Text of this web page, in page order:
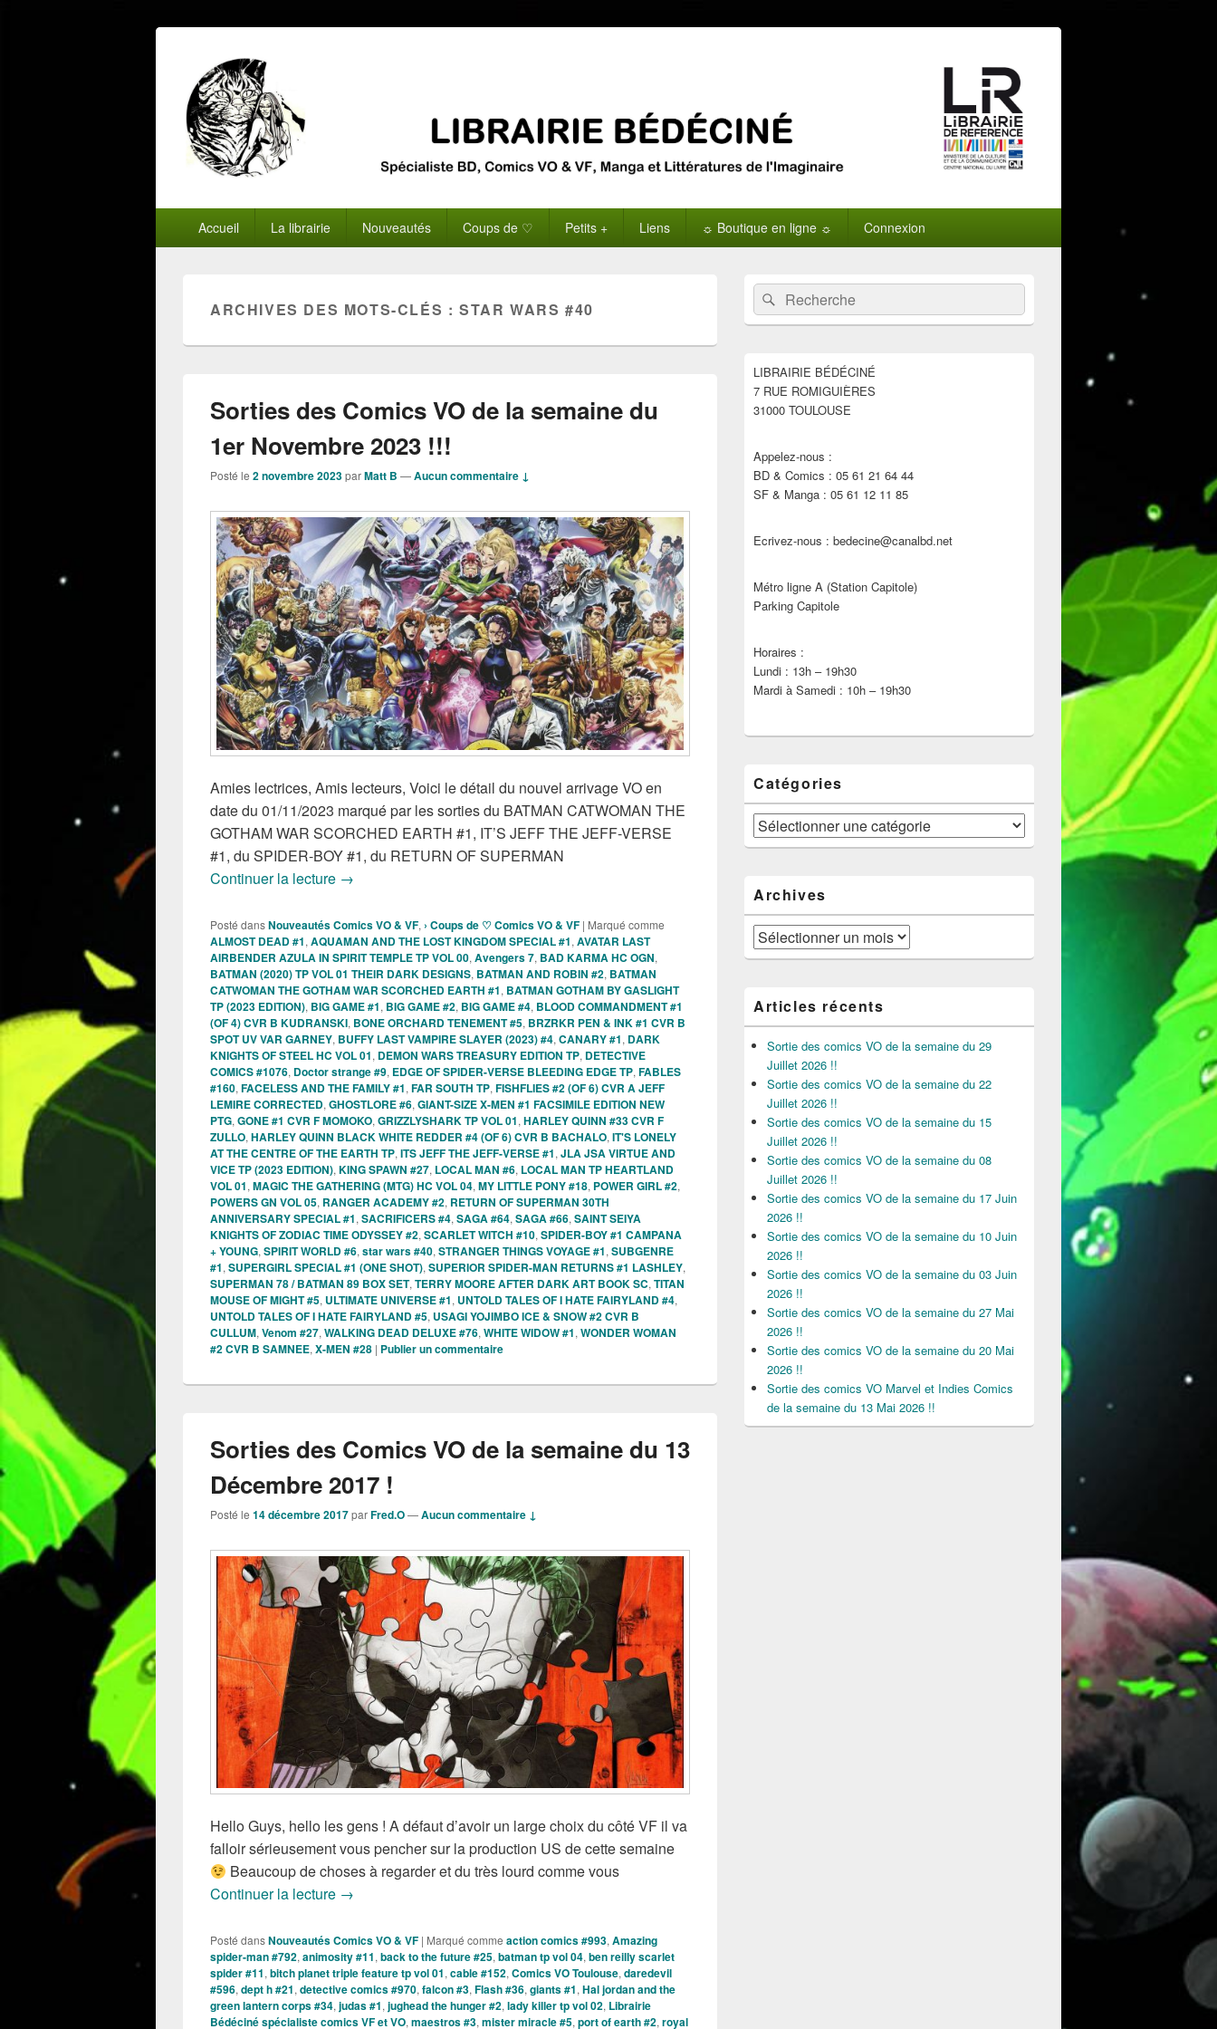
principalAccueil La librairie Nouveautés Coups de ♡ Petits + Liens ☼ Boutique en ligne ☼ Connexion
ARCHIVES DES MOTS-CLÉS :STAR WARS #40
Sorties des Comics VO de la semaine du
1er Novembre 2023 !!!
Posté le 2 novembre 2023parMatt B —Aucun commentaire ↓
Amies lectrices, Amis lecteurs, Voici le détail du nouvel arrivage VO en
date du 01/11/2023 marqué par les sorties du BATMAN CATWOMAN THE
GOTHAM WAR SCORCHED EARTH #1, IT’S JEFF THE JEFF-VERSE
#1, du SPIDER-BOY #1, du RETURN OF SUPERMAN
Continuer la lecture Sorties des Comics VO de la semaine du 1er Novembre 2023 !!!
→
Posté dansNouveautés Comics VO & VF, › Coups de ♡ Comics VO & VF | Marqué comme
ALMOST DEAD #1, AQUAMAN AND THE LOST KINGDOM SPECIAL #1, AVATAR LAST
AIRBENDER AZULA IN SPIRIT TEMPLE TP VOL 00, Avengers 7, BAD KARMA HC OGN,
BATMAN (2020) TP VOL 01 THEIR DARK DESIGNS, BATMAN AND ROBIN #2, BATMAN
CATWOMAN THE GOTHAM WAR SCORCHED EARTH #1, BATMAN GOTHAM BY GASLIGHT
TP (2023 EDITION), BIG GAME #1, BIG GAME #2, BIG GAME #4, BLOOD COMMANDMENT #1
(OF 4) CVR B KUDRANSKI, BONE ORCHARD TENEMENT #5, BRZRKR PEN & INK #1 CVR B
SPOT UV VAR GARNEY, BUFFY LAST VAMPIRE SLAYER (2023) #4, CANARY #1, DARK
KNIGHTS OF STEEL HC VOL 01, DEMON WARS TREASURY EDITION TP, DETECTIVE
COMICS #1076, Doctor strange #9, EDGE OF SPIDER-VERSE BLEEDING EDGE TP, FABLES
#160, FACELESS AND THE FAMILY #1, FAR SOUTH TP, FISHFLIES #2 (OF 6) CVR A JEFF
LEMIRE CORRECTED, GHOSTLORE #6, GIANT-SIZE X-MEN #1 FACSIMILE EDITION NEW
PTG, GONE #1 CVR F MOMOKO, GRIZZLYSHARK TP VOL 01, HARLEY QUINN #33 CVR F
ZULLO, HARLEY QUINN BLACK WHITE REDDER #4 (OF 6) CVR B BACHALO, IT'S LONELY
AT THE CENTRE OF THE EARTH TP, ITS JEFF THE JEFF-VERSE #1, JLA JSA VIRTUE AND
VICE TP (2023 EDITION), KING SPAWN #27, LOCAL MAN #6, LOCAL MAN TP HEARTLAND
VOL 01, MAGIC THE GATHERING (MTG) HC VOL 04, MY LITTLE PONY #18, POWER GIRL #2,
POWERS GN VOL 05, RANGER ACADEMY #2, RETURN OF SUPERMAN 30TH
ANNIVERSARY SPECIAL #1, SACRIFICERS #4, SAGA #64, SAGA #66, SAINT SEIYA
KNIGHTS OF ZODIAC TIME ODYSSEY #2, SCARLET WITCH #10, SPIDER-BOY #1 CAMPANA
+ YOUNG, SPIRIT WORLD #6, star wars #40, STRANGER THINGS VOYAGE #1, SUBGENRE
#1, SUPERGIRL SPECIAL #1 (ONE SHOT), SUPERIOR SPIDER-MAN RETURNS #1 LASHLEY,
SUPERMAN 78 / BATMAN 89 BOX SET, TERRY MOORE AFTER DARK ART BOOK SC, TITAN
MOUSE OF MIGHT #5, ULTIMATE UNIVERSE #1, UNTOLD TALES OF I HATE FAIRYLAND #4,
UNTOLD TALES OF I HATE FAIRYLAND #5, USAGI YOJIMBO ICE & SNOW #2 CVR B
CULLUM, Venom #27, WALKING DEAD DELUXE #76, WHITE WIDOW #1, WONDER WOMAN
#2 CVR B SAMNEE, X-MEN #28 | Publier un commentaire
Sorties des Comics VO de la semaine du 13
Décembre 2017 !
Posté le 14 décembre 2017parFred.O—Aucun commentaire ↓
Hello Guys, hello les gens ! A défaut d’avoir un large choix du côté VF il va
falloir sérieusement vous pencher sur la production US de cette semaine
Beaucoup de choses à regarder et du très lourd comme vous
Continuer la lecture Sorties des Comics VO de la semaine du 13 Décembre 2017 !
→
Posté dansNouveautés Comics VO & VF | Marqué comme action comics #993, Amazing
spider-man #792, animosity #11, back to the future #25, batman tp vol 04, ben reilly scarlet
spider #11, bitch planet triple feature tp vol 01, cable #152, Comics VO Toulouse, daredevil
#596, dept h #21, detective comics #970, falcon #3, Flash #36, giants #1, Hal jordan and the
green lantern corps #34, judas #1, jughead the hunger #2, lady killer tp vol 02, Librairie
Bédéciné spécialiste comics VF et VO, maestros #3, mister miracle #5, port of earth #2, royal
Zone
principale
de
widget
barre
latérale
Recherche :Rechercher
LIBRAIRIE BÉDÉCINÉ
7 RUE ROMIGUIÈRES
31000 TOULOUSE
Appelez-nous :
BD & Comics : 05 61 21 64 44
SF & Manga : 05 61 12 11 85
Ecrivez-nous : bedecine@canalbd.net
Métro ligne A (Station Capitole)
Parking Capitole
Horaires :
Lundi : 13h – 19h30
Mardi à Samedi : 10h – 19h30
Catégories
Catégories
Archives
Archives
Articles récents
Sortie des comics VO de la semaine du 29
Juillet 2026 !!
Sortie des comics VO de la semaine du 22
Juillet 2026 !!
Sortie des comics VO de la semaine du 15
Juillet 2026 !!
Sortie des comics VO de la semaine du 08
Juillet 2026 !!
Sortie des comics VO de la semaine du 17 Juin
2026 !!
Sortie des comics VO de la semaine du 10 Juin
2026 !!
Sortie des comics VO de la semaine du 03 Juin
2026 !!
Sortie des comics VO de la semaine du 27 Mai
2026 !!
Sortie des comics VO de la semaine du 20 Mai
2026 !!
Sortie des comics VO Marvel et Indies Comics
de la semaine du 13 Mai 2026 !!